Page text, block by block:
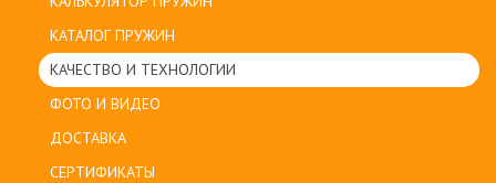
КАТАЛОГ ПРУЖИН
КАЧЕСТВО И ТЕХНОЛОГИИ
ФОТО И ВИДЕО
ДОСТАВКА
СЕРТИФИКАТЫ